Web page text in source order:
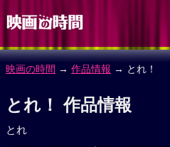
映画の時間 → 作品情報 → とれ！
とれ！ 作品情報
とれ